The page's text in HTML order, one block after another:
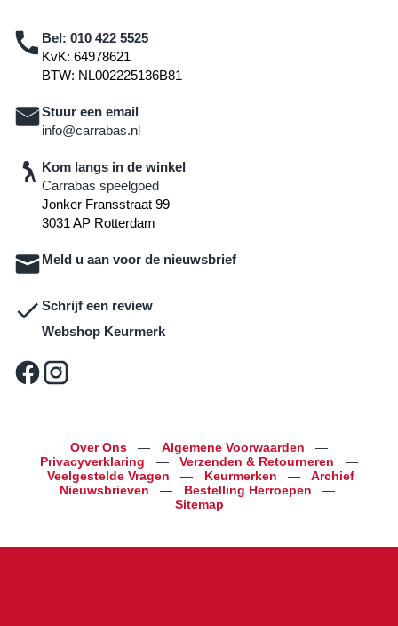
Bel: 010 422 5525
KvK: 64978621
BTW: NL002225136B81
Stuur een email
info@carrabas.nl
Kom langs in de winkel
Carrabas speelgoed
Jonker Fransstraat 99
3031 AP Rotterdam
Meld u aan voor de nieuwsbrief
Schrijf een review
Webshop Keurmerk
Over Ons — Algemene Voorwaarden
—
Privacyverklaring
— Verzenden & Retourneren
—
Veelgestelde Vragen
— Keurmerken —
Archief
Nieuwsbrieven
— Bestelling Herroepen
—
Sitemap